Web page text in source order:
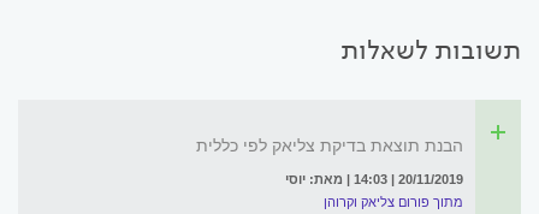
תשובות לשאלות
הבנת תוצאת בדיקת צליאק לפי כללית
20/11/2019 | 14:03 | מאת: יוסי
מתוך פורום צליאק וקרוהן